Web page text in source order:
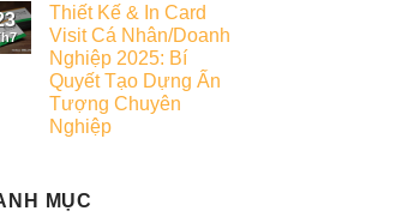
Thiết Kế & In Card
Visit Cá Nhân/Doanh
Nghiệp 2025: Bí
Quyết Tạo Dựng Ấn
Tượng Chuyên
Nghiệp
MỤC